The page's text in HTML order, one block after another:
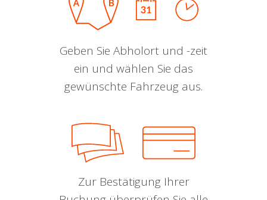
Geben Sie Abholort und -zeit
ein und wählen Sie das
gewünschte Fahrzeug aus.
Zur Bestätigung Ihrer